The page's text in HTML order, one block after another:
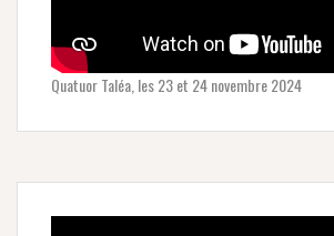
Quatuor Taléa, les 23 et 24 novembre 2024